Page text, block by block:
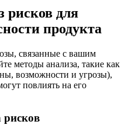
рисков для
продукта
связанные с вашим
методы анализа, такие как
возможности и угрозы),
повлиять на его
рисков